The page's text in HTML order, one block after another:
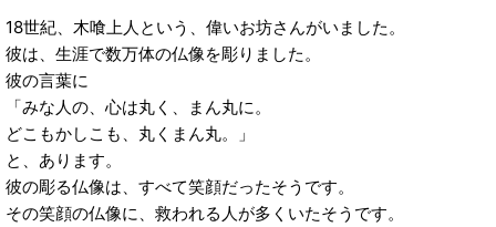
18世紀、木喰上人という、偉いお坊さんがいました。
彼は、生涯で数万体の仏像を彫りました。
彼の言葉に
「みな人の、心は丸く、まん丸に。
どこもかしこも、丸くまん丸。」
と、あります。
彼の彫る仏像は、すべて笑顔だったそうです。
その笑顔の仏像に、救われる人が多くいたそうです。